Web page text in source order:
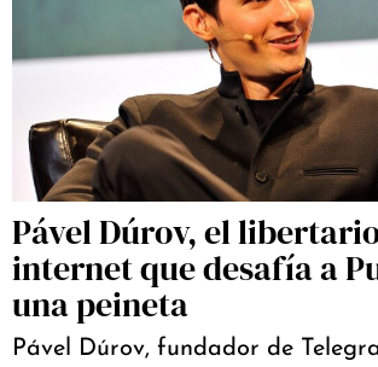
Pável Dúrov, el
internet que desafía a
una peineta
Pável Dúrov, fundador de